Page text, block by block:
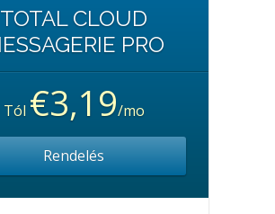
TOTAL CLOUD
PRO
Tól €3,19/mo
Rendelés